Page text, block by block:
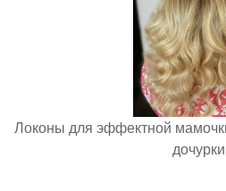
Локоны для эффектной